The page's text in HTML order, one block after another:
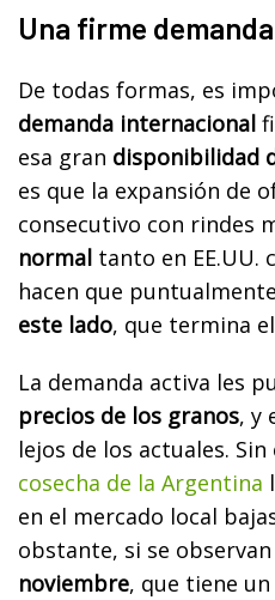
Una firme
De todas formas, es
demanda internacional
esa gran disponibilidad
es que la expansión de
consecutivo con rindes
normal tanto en EE.UU.
hacen que
este lado, que termina
La demanda activa les
precios de los granos, y
lejos de los actuales.
cosecha de la Argentina
en el mercado local
obstante, si se observan
noviembre, que tiene